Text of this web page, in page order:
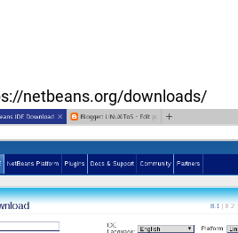
netbeans.org/downloads/